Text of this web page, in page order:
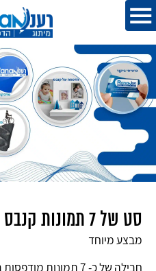
סט של 7 תמונות קנבס
מבצע מיוחד
חבילה של כ- 7 תמונות